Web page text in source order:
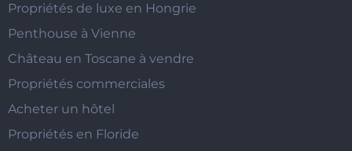
Propriétés de luxe en Hongrie
Penthouse à Vienne
Château en Toscane à vendre
Propriétés commerciales
Acheter un hôtel
Propriétés en Floride